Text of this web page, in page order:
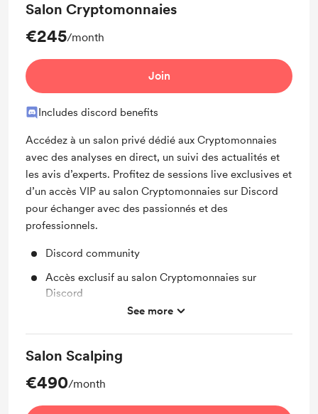
Salon Cryptomonnaies
€245/month
Join
Includes discord benefits
Accédez à un salon privé dédié aux Cryptomonnaies
avec des analyses en direct, un suivi des actualités et
les avis d’experts. Profitez de sessions live exclusives et
d’un accès VIP au salon Cryptomonnaies sur Discord
pour échanger avec des passionnés et des
professionnels.
Discord community
Accès exclusif au salon Cryptomonnaies sur
Discord
Sessions live exclusives sur les Cryptomonnaies
See more
Salon Scalping
€490/month